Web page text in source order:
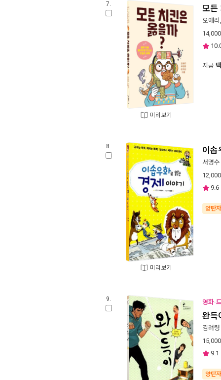
7.
미리보기
모든
오애리
14,000
지금
8.
미리보기
이솝
서명수
12,000
9.6
양탄
9. 영화·
완득
김려령
15,000
9.1
양탄